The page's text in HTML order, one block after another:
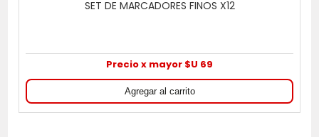
SET DE MARCADORES FINOS X12
Precio x mayor $U 69